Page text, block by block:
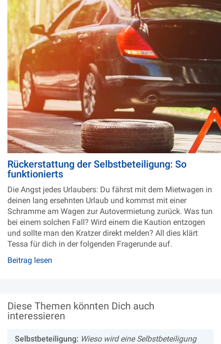
Rückerstattung der Selbstbeteiligung: So
funktionierts
Die Angst jedes Urlaubers: Du fährst mit dem Mietwagen in
deinen lang ersehnten Urlaub und kommst mit einer
Schramme am Wagen zur Autovermietung zurück. Was tun
bei einem solchen Fall? Wird einem die Kaution entzogen
und sollte man den Kratzer direkt melden? All dies klärt
Tessa für dich in der folgenden Fragerunde auf.
Beitrag lesen
Diese Themen könnten Dich auch
interessieren
Selbstbeteiligung: Wieso wird eine Selbstbeteiligung